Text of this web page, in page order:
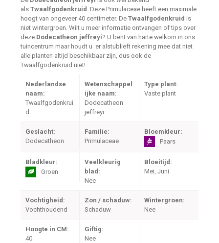
als Twaalfgodenkruid . Deze Primulaceae heeft een maximale
hoogt van ongeveer 40 centimeter. De Twaalfgodenkruid is
niet wintergroen. Wilt u meer informatie ontvangen of tips over
deze Dodecatheon jeffreyi? U bent van harte welkom in ons
tuincentrum maar houdt u er alstublieft rekening mee dat niet
alle planten altijd beschikbaar zijn, dus ook de
Twaalfgodenkruid niet!
Nederlandse
naam:
Twaalfgodenkrui
d
Wetenschappel
ijke naam:
Dodecatheon
jeffreyi
Type plant:
Vaste plant
Geslacht:
Dodecatheon
Familie:
Primulaceae
Bloemkleur:
Paars
Bladkleur:
Groen
Veelkleurig
blad:
Nee
Bloeitijd:
Mei, Juni
Vochtigheid:
Vochthoudend
Zon / schaduw:
Schaduw
Wintergroen:
Nee
Hoogte in CM:
40
Giftig:
Nee